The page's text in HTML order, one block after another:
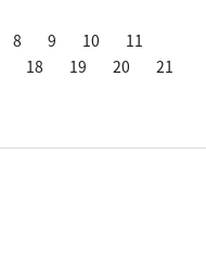
8 9 10
11
18 19 20
21